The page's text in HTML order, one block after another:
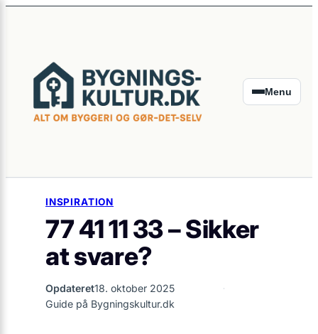
Menu
INSPIRATION
77 41 11 33 – Sikker
at svare?
Opdateret18. oktober 2025
Guide på Bygningskultur.dk